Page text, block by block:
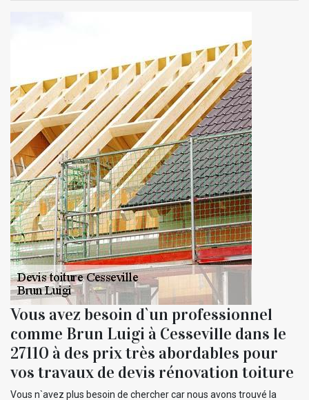
Vous avez besoin d`un professionnel
comme Brun Luigi à Cesseville dans le
27110 à des prix très abordables pour
vos travaux de devis rénovation toiture
Vous n`avez plus besoin de chercher car nous avons trouvé la